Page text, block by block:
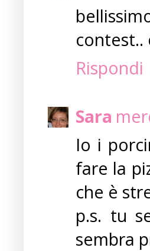
contest..
Rispondi
Sara
Io i
fare la
che è
p.s. tu
sembra